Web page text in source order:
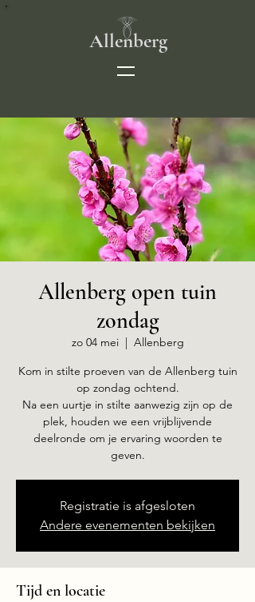
Allenberg
Allenberg open tuin
zondag
zo 04 mei
  |
Allenberg
Kom in stilte proeven van de Allenberg tuin
op zondag ochtend.
Na een uurtje in stilte aanwezig zijn op de
plek, houden we een vrijblijvende
deelronde om je ervaring woorden te
geven.
Registratie is afgesloten
Andere evenementen bekijken
Tijd en locatie